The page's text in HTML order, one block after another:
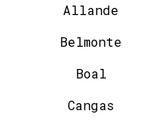
Allande
Belmonte
Boal
Cangas